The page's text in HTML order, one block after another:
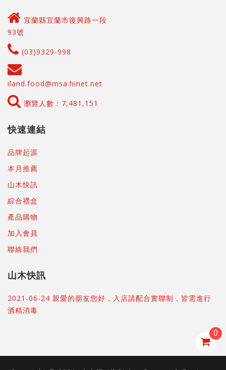
0
宜蘭縣宜蘭市復興路一段
93號
(03)9329-998
iland.food@msa.hinet.net
瀏覽人數：7,481,151
快速連結
品牌起源
本月推薦
山木快訊
綜合禮盒
產品購物
加入會員
聯絡我們
山木快訊
2021-06-24 親愛的朋友您好，入店請配合實聯制，皆需進行
酒精消毒